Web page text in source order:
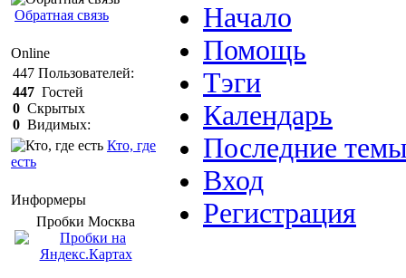
Обратная связь
Online
447 Пользователей:
447 Гостей
0 Скрытых
0 Видимых:
Кто, где
есть
Информеры
Пробки Mосква
Начало
Помощь
Тэги
Календарь
Последние
Вход
Регистрация